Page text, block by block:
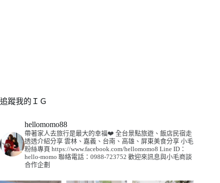
追蹤我的ＩＧ
hellomomo88
帶著家人去旅行是最大的幸福❤️ 全台景點旅遊、飯店民宿走
透透介紹分享 雲林、嘉義、台南、高雄、屏東美食分享 小毛
粉絲專頁 https://www.facebook.com/hellomomo8 Line ID：
hello-momo 聯絡電話：0988-723752 歡迎來訊息與小毛商談
合作企劃